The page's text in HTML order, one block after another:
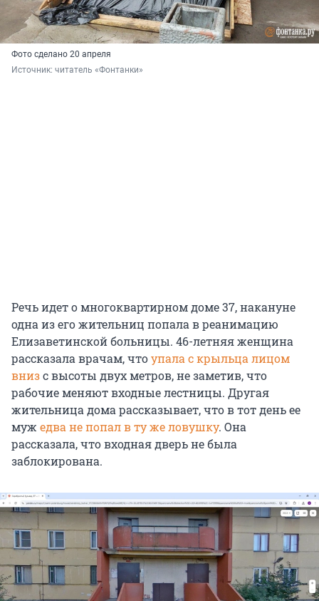
Фото сделано 20 апреля
Источник: читатель «Фонтанки»
Речь идет о многоквартирном доме 37, накануне
одна из его жительниц попала в реанимацию
Елизаветинской больницы. 46-летняя женщина
рассказала врачам, чтоупала с крыльца лицом
внизс высоты двух метров, не заметив, что
рабочие меняют входные лестницы. Другая
жительница дома рассказывает, что в тот день ее
муж едва не попал в ту же ловушку. Она
рассказала, что входная дверь не была
заблокирована.